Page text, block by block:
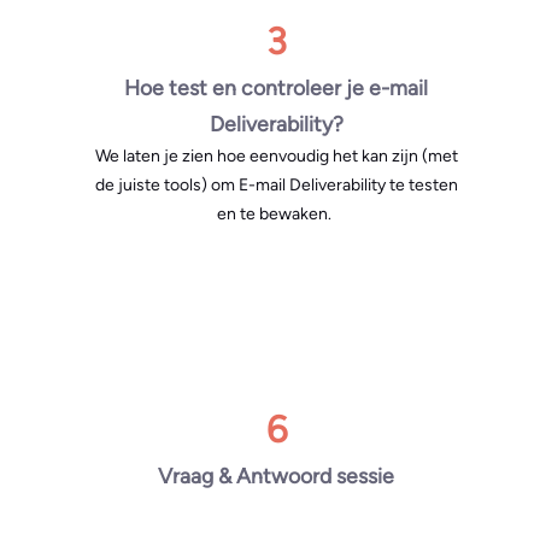
3
Hoe test en controleer je e-mail
Deliverability?
We laten je zien hoe eenvoudig het kan zijn (met
de juiste tools) om E-mail Deliverability te testen
en te bewaken.
6
Vraag & Antwoord sessie